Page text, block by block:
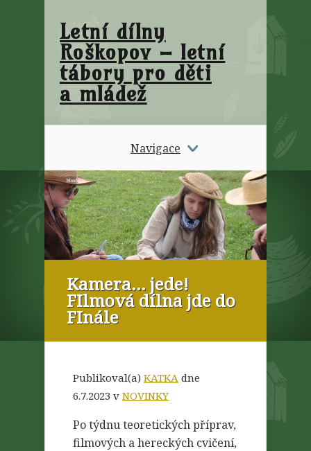
Letní dílny
Roškopov – letní
tábory pro děti
a mládež
Navigace
Kamera… jede!
FIlmová dílna jde do
FInále
Publikoval(a) KATKA dne
6.7.2023 v NOVINKY
Po týdnu teoretických příprav,
filmových a hereckých cvičení,